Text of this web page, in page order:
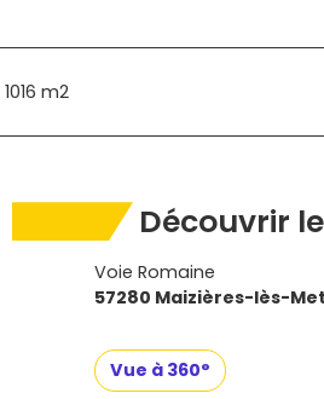
1016 m2
Découvrir
Voie Romaine
57280 Maizières-lès-
Vue à 360°